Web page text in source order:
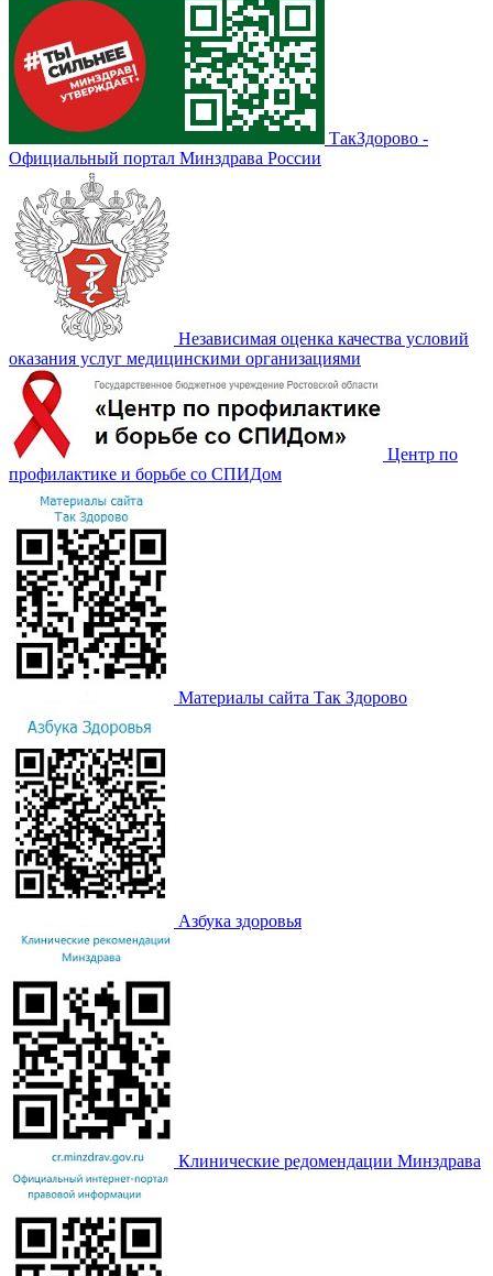
ТакЗдорово -
Официальный портал Минздрава России
Независимая оценка качества условий
оказания услуг медицинскими организациями
Центр по
профилактике и борьбе со СПИДом
Материалы сайта Так Здорово
Азбука здоровья
Клинические редомендации Минздрава